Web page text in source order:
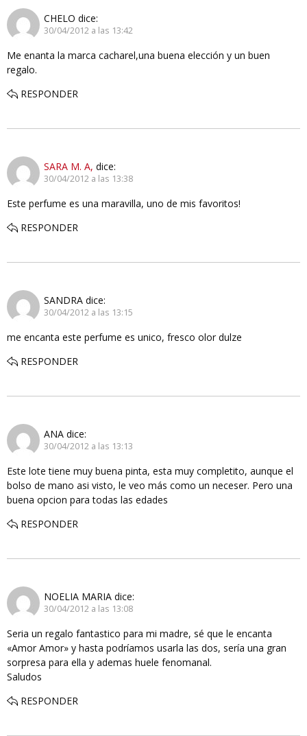
CHELO dice:
30/04/2012 a las 13:42
Me enanta la marca cacharel,una buena elección y un buen
regalo.
RESPONDER
SARA M. A, dice:
30/04/2012 a las 13:38
Este perfume es una maravilla, uno de mis favoritos!
RESPONDER
SANDRA dice:
30/04/2012 a las 13:15
me encanta este perfume es unico, fresco olor dulze
RESPONDER
ANA dice:
30/04/2012 a las 13:13
Este lote tiene muy buena pinta, esta muy completito, aunque el
bolso de mano asi visto, le veo más como un neceser. Pero una
buena opcion para todas las edades
RESPONDER
NOELIA MARIA dice:
30/04/2012 a las 13:08
Seria un regalo fantastico para mi madre, sé que le encanta
«Amor Amor» y hasta podríamos usarla las dos, sería una gran
sorpresa para ella y ademas huele fenomanal.
Saludos
RESPONDER